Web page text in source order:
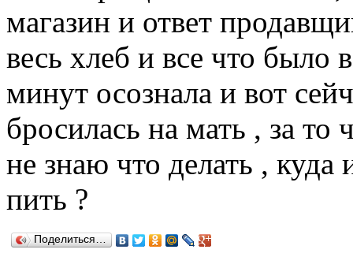
магазин и ответ
весь хлеб и все что было
минут осознала и вот
бросилась на мать , за то
не знаю что делать ,
пить ?
Поделиться…